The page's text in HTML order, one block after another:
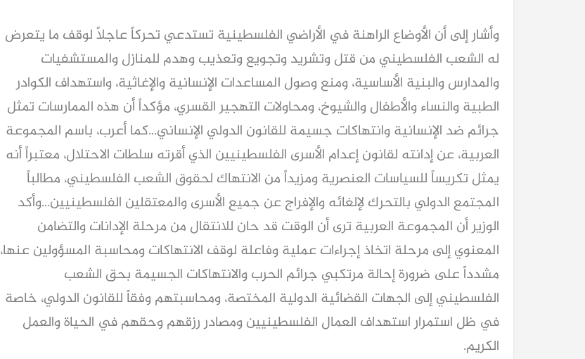
وأشار إلى أن الأوضاع الراهنة في الأراضي الفلسطينية تستدعي تحركاً عاجلاً لوقف ما يتعرض
له الشعب الفلسطيني من قتل وتشريد وتجويع وتعذيب وهدم للمنازل والمستشفيات
والمدارس والبنية الأساسية، ومنع وصول المساعدات الإنسانية والإغاثية، واستهداف الكوادر
الطبية والنساء والأطفال والشيوخ، ومحاولات التهجير القسري، مؤكداً أن هذه الممارسات تمثل
جرائم ضد الإنسانية وانتهاكات جسيمة للقانون الدولي الإنساني...كما أعرب، باسم المجموعة
العربية، عن إدانته لقانون إعدام الأسرى الفلسطينيين الذي أقرته سلطات الاحتلال، معتبراً أنه
يمثل تكريساً للسياسات العنصرية ومزيداً من الانتهاك لحقوق الشعب الفلسطيني، مطالباً
المجتمع الدولي بالتحرك لإلغائه والإفراج عن جميع الأسرى والمعتقلين الفلسطينيين...وأكد
الوزير أن المجموعة العربية ترى أن الوقت قد حان للانتقال من مرحلة الإدانات والتضامن
المعنوي إلى مرحلة اتخاذ إجراءات عملية وفاعلة لوقف الانتهاكات ومحاسبة المسؤولين عنها،
مشدداً على ضرورة إحالة مرتكبي جرائم الحرب والانتهاكات الجسيمة بحق الشعب
الفلسطيني إلى الجهات القضائية الدولية المختصة، ومحاسبتهم وفقاً للقانون الدولي، خاصة
في ظل استمرار استهداف العمال الفلسطينيين ومصادر رزقهم وحقهم في الحياة والعمل
الكريم.